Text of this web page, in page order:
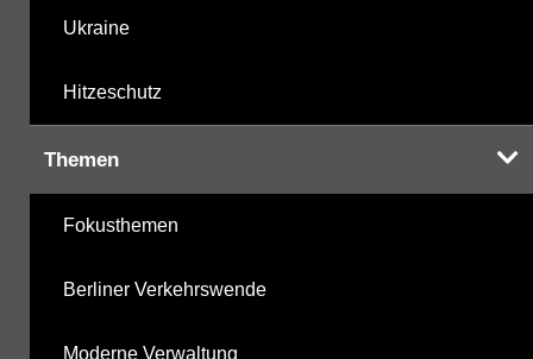
Ukraine
Hitzeschutz
Themen
Fokusthemen
Berliner Verkehrswende
Moderne Verwaltung